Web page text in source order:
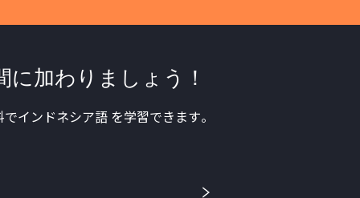
加わりましょう！
インドネシア語 を学習できます。